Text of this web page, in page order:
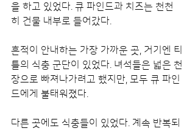
을 하고 있었다. 큐 파인드과 치즈는 천천
히 건물 내부로 들어갔다.
흔적이 안내하는 가장 가까운 곳, 거기엔 티
틀의 식충 군단이 있었다. 녀석들은 넓은 천
장으로 빠져나가려고 했지만, 모두 큐 파인
드에게 불태워졌다.
다른 곳에도 식충들이 있었다. 계속 반복되